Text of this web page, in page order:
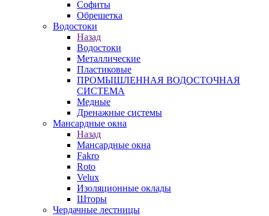
Софиты
Обрешетка
Водостоки
Назад
Водостоки
Металлические
Пластиковые
ПРОМЫШЛЕННАЯ ВОДОСТОЧНАЯ
СИСТЕМА
Медные
Дренажные системы
Мансардные окна
Назад
Мансардные окна
Fakro
Roto
Velux
Изоляционные оклады
Шторы
Чердачные лестницы